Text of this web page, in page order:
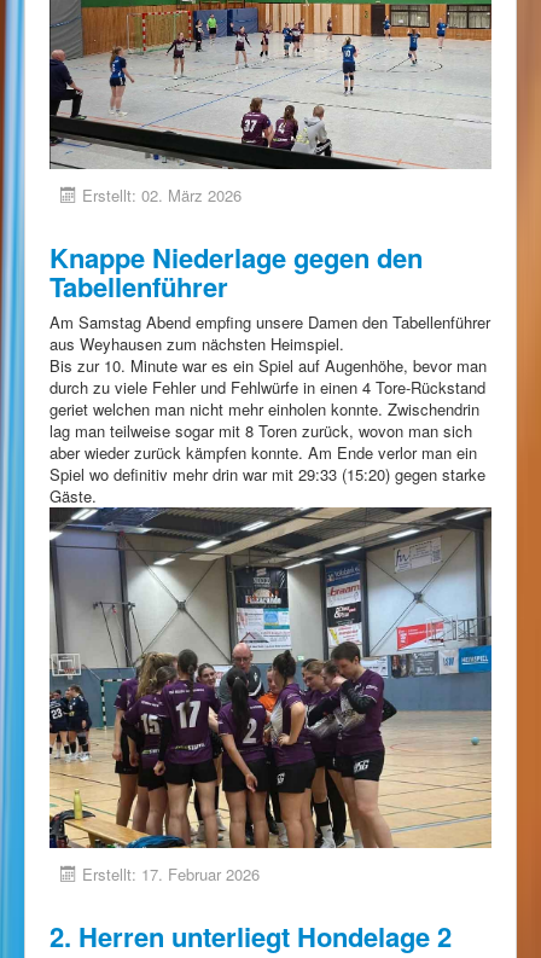
Erstellt: 02. März 2026
Knappe Niederlage gegen den
Tabellenführer
Am Samstag Abend empfing unsere Damen den Tabellenführer
aus Weyhausen zum nächsten Heimspiel.
Bis zur 10. Minute war es ein Spiel auf Augenhöhe, bevor man
durch zu viele Fehler und Fehlwürfe in einen 4 Tore-Rückstand
geriet welchen man nicht mehr einholen konnte. Zwischendrin
lag man teilweise sogar mit 8 Toren zurück, wovon man sich
aber wieder zurück kämpfen konnte. Am Ende verlor man ein
Spiel wo definitiv mehr drin war mit 29:33 (15:20) gegen starke
Gäste.
Erstellt: 17. Februar 2026
2. Herren unterliegt Hondelage 2